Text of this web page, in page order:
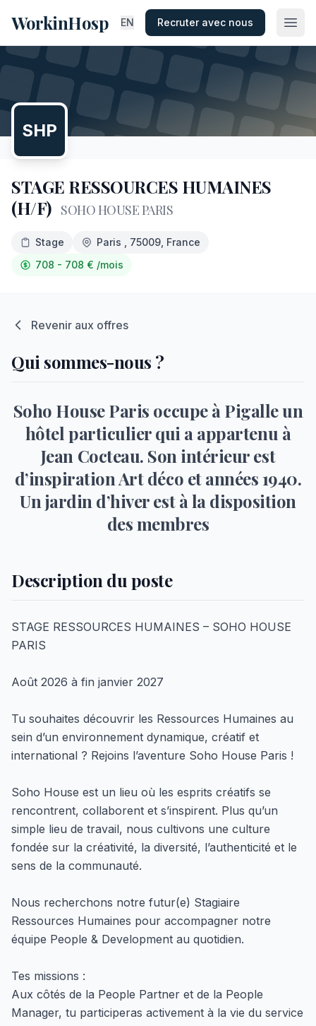
WorkinHosp EN Recruter avec nous
SHP
STAGE RESSOURCES HUMAINES
(H/F) SOHO HOUSE PARIS
Stage Paris , 75009 , France
708 - 708 € /mois
Revenir aux offres
Qui sommes-nous ?
Soho House Paris occupe à Pigalle un
hôtel particulier qui a appartenu à
Jean Cocteau. Son intérieur est
d’inspiration Art déco et années 1940.
Un jardin d’hiver est à la disposition
des membres
Description du poste
STAGE RESSOURCES HUMAINES – SOHO HOUSE
PARIS
Août 2026 à fin janvier 2027
Tu souhaites découvrir les Ressources Humaines au
sein d’un environnement dynamique, créatif et
international ? Rejoins l’aventure Soho House Paris !
Soho House est un lieu où les esprits créatifs se
rencontrent, collaborent et s’inspirent. Plus qu’un
simple lieu de travail, nous cultivons une culture
fondée sur la créativité, la diversité, l’authenticité et le
sens de la communauté.
Nous recherchons notre futur(e) Stagiaire
Ressources Humaines pour accompagner notre
équipe People & Development au quotidien.
Tes missions :
Aux côtés de la People Partner et de la People
Manager, tu participeras activement à la vie du service